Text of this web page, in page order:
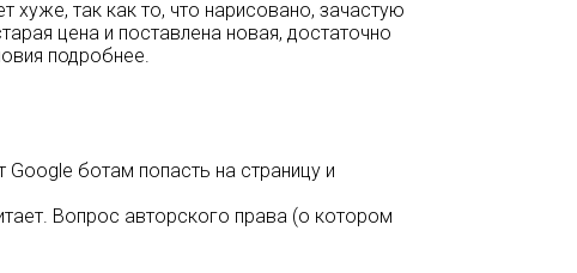
так как то, что нарисовано, зачастую
цена и поставлена новая, достаточно
подробнее.
ботам попасть на страницу и
Вопрос авторского права (о котором